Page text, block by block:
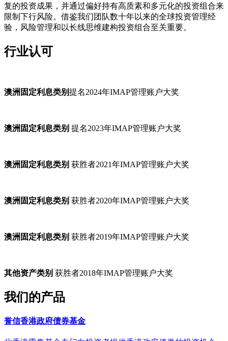
复的投资成果，并通过偏好持有高质素和多元化的投资组合来
限制下行风险。借鉴我们团队数十年以来的全球投资管理经
验，风险管理和以长线思维建构投资组合至关重要。
行业认可
澳洲固定利息类别提名2024年IMAP管理账户大奖
澳洲固定利息类别 提名2023年IMAP管理账户大奖
澳洲固定利息类别 获胜者2021年IMAP管理账户大奖
澳洲固定利息类别 获胜者2020年IMAP管理账户大奖
澳洲固定利息类别 获胜者2019年IMAP管理账户大奖
其他资产类别 获胜者2018年IMAP管理账户大奖
我们的产品
誉信香港政府债券基金